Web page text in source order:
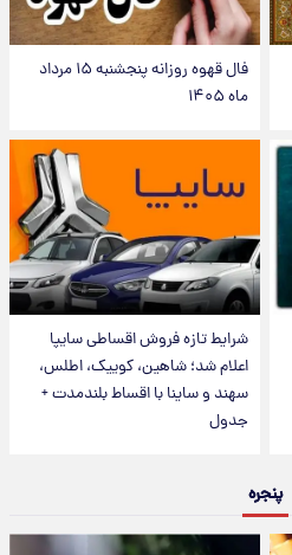
فال قهوه روزانه پنجشنبه ۱۵ مرداد
ماه ۱۴۰۵
شرایط تازه فروش اقساطی سایپا
اعلام شد؛ شاهین، کوییک، اطلس،
سهند و ساینا با اقساط بلندمدت +
جدول
پنجره